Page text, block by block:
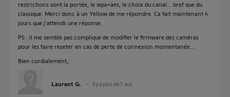
restrictions sont la portée, le wpa+aes, le choix du canal... bref que du
classique. Merci donc à un Yellow de me répondre. Ca fait maintenant 4
jours que j'attends une réponse.
PS : il me semble pas.complique de modifier le firmware des caméras
pour les faire reseter en cas de perte de connexion momentanée...
Bien cordialement,.
Laurent G. il y a plus de 5 ans